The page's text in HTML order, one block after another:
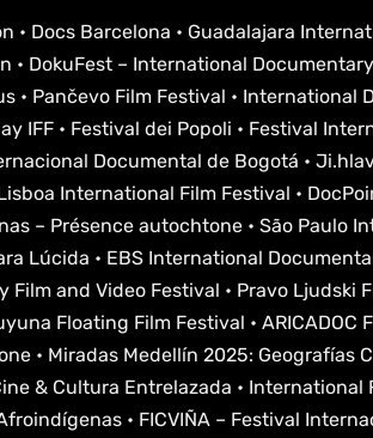
• Docs Barcelona • Guadalajara
DokuFest – International
• Pančevo Film Festival • International
IFF • Festival dei Popoli • Festival
Documental de Bogotá •
International Film Festival •
– Présence autochtone • São Paulo
Lúcida • EBS International
and Video Festival • Pravo Ljudski
Floating Film Festival •
• Miradas Medellín 2025: Geografías
& Cultura Entrelazada •
• FICVIÑA – Festival